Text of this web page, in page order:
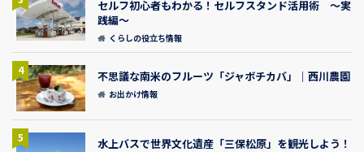
セルフ初心者もわかる！セルフスタンド活用術 ～実
践編～
くらしの役立ち情報
4 不思議な南米のフルーツ「ジャボチカバ」｜西川農園
お出かけ情報
5 水上バスで世界文化遺産「三保松原」を観光しよう！